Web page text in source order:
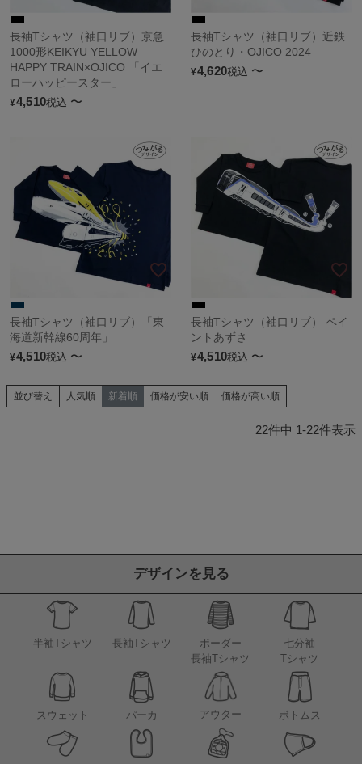
長袖Tシャツ（袖口リブ）京急
1000形KEIKYU YELLOW
HAPPY TRAIN×OJICO 「イエ
ローハッピースター」
¥4,510税込 〜
長袖Tシャツ（袖口リブ）近鉄
ひのとり・OJICO 2024
¥4,620税込 〜
長袖Tシャツ（袖口リブ）「東
海道新幹線60周年」
¥4,510税込 〜
長袖Tシャツ（袖口リブ） ペイ
ントあずさ
¥4,510税込 〜
並び替え 人気順 新着順 価格が安い順 価格が高い順
22件中 1-22件表示
デザインを見る
半袖Tシャツ 長袖Tシャツ
ボーダー
長袖Tシャツ
七分袖
Tシャツ
スウェット パーカ アウター ボトムス